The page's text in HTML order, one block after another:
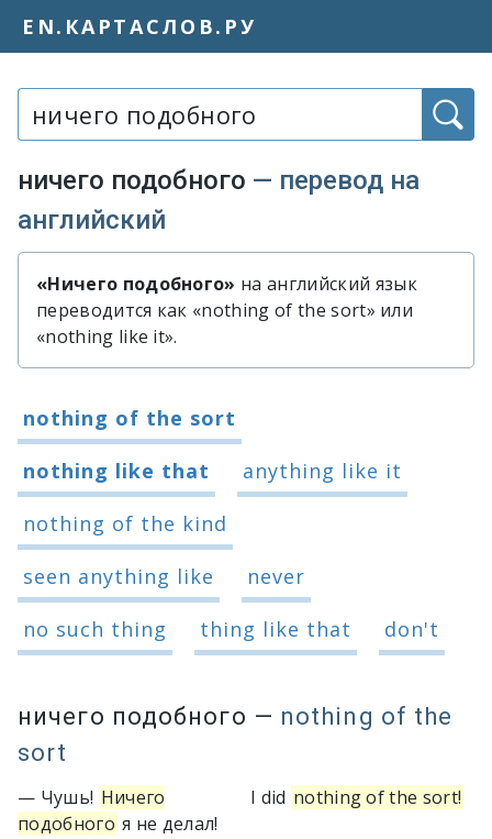
EN.КАРТАСЛОВ.РУ
ничего подобного — перевод на
английский
Быстрый перевод словосочетания
«Ничего подобного» на английский язык
переводится как «nothing of the sort» или
«nothing like it».
Варианты перевода
nothing of the sort
nothing like that
anything like it
nothing of the kind
seen anything like
never
no such thing
thing like that don't
ничего подобного — nothing of the
sort
— Чушь! Ничего
подобного я не делал!
I did nothing of the sort!